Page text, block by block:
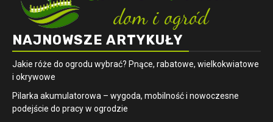
NAJNOWSZE ARTYKUŁY
Jakie róże do ogrodu wybrać? Pnące, rabatowe, wielkokwiatowe
i okrywowe
Pilarka akumulatorowa – wygoda, mobilność i nowoczesne
podejście do pracy w ogrodzie